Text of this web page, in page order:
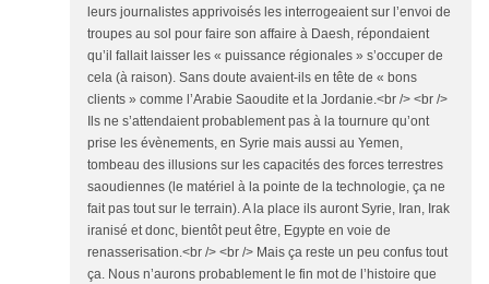
leurs journalistes apprivoisés les interrogeaient sur l’envoi de
troupes au sol pour faire son affaire à Daesh, répondaient
qu’il fallait laisser les « puissance régionales » s’occuper de
cela (à raison). Sans doute avaient-ils en tête de « bons
clients » comme l’Arabie Saoudite et la Jordanie.<br /> <br />
Ils ne s’attendaient probablement pas à la tournure qu’ont
prise les évènements, en Syrie mais aussi au Yemen,
tombeau des illusions sur les capacités des forces terrestres
saoudiennes (le matériel à la pointe de la technologie, ça ne
fait pas tout sur le terrain). A la place ils auront Syrie, Iran, Irak
iranisé et donc, bientôt peut être, Egypte en voie de
renasserisation.<br /> <br /> Mais ça reste un peu confus tout
ça. Nous n’aurons probablement le fin mot de l’histoire que